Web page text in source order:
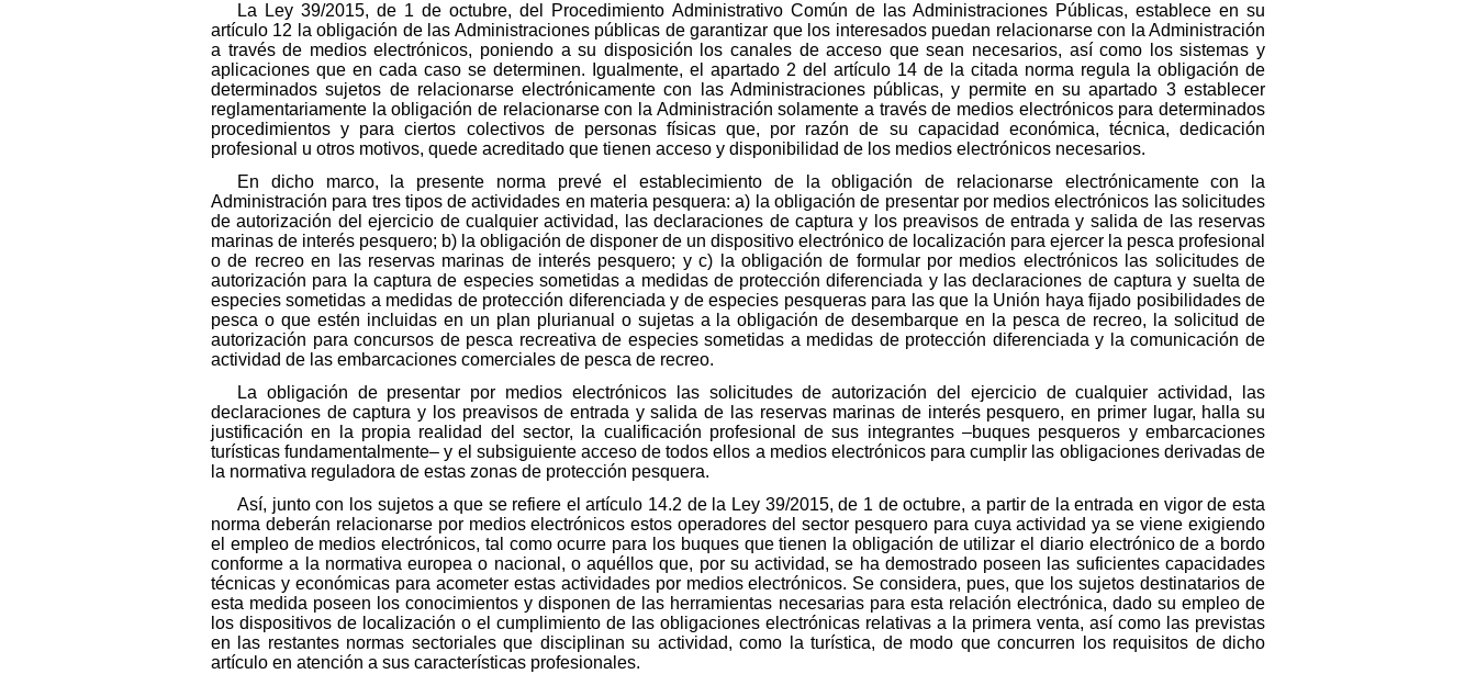
La Ley 39/2015, de 1 de octubre, del Procedimiento Administrativo Común de las Administraciones Públicas, establece en su
artículo 12 la obligación de las Administraciones públicas de garantizar que los interesados puedan relacionarse con la Administración
a través de medios electrónicos, poniendo a su disposición los canales de acceso que sean necesarios, así como los sistemas y
aplicaciones que en cada caso se determinen. Igualmente, el apartado 2 del artículo 14 de la citada norma regula la obligación de
determinados sujetos de relacionarse electrónicamente con las Administraciones públicas, y permite en su apartado 3 establecer
reglamentariamente la obligación de relacionarse con la Administración solamente a través de medios electrónicos para determinados
procedimientos y para ciertos colectivos de personas físicas que, por razón de su capacidad económica, técnica, dedicación
profesional u otros motivos, quede acreditado que tienen acceso y disponibilidad de los medios electrónicos necesarios.
En dicho marco, la presente norma prevé el establecimiento de la obligación de relacionarse electrónicamente con la
Administración para tres tipos de actividades en materia pesquera: a) la obligación de presentar por medios electrónicos las solicitudes
de autorización del ejercicio de cualquier actividad, las declaraciones de captura y los preavisos de entrada y salida de las reservas
marinas de interés pesquero; b) la obligación de disponer de un dispositivo electrónico de localización para ejercer la pesca profesional
o de recreo en las reservas marinas de interés pesquero; y c) la obligación de formular por medios electrónicos las solicitudes de
autorización para la captura de especies sometidas a medidas de protección diferenciada y las declaraciones de captura y suelta de
especies sometidas a medidas de protección diferenciada y de especies pesqueras para las que la Unión haya fijado posibilidades de
pesca o que estén incluidas en un plan plurianual o sujetas a la obligación de desembarque en la pesca de recreo, la solicitud de
autorización para concursos de pesca recreativa de especies sometidas a medidas de protección diferenciada y la comunicación de
actividad de las embarcaciones comerciales de pesca de recreo.
La obligación de presentar por medios electrónicos las solicitudes de autorización del ejercicio de cualquier actividad, las
declaraciones de captura y los preavisos de entrada y salida de las reservas marinas de interés pesquero, en primer lugar, halla su
justificación en la propia realidad del sector, la cualificación profesional de sus integrantes –buques pesqueros y embarcaciones
turísticas fundamentalmente– y el subsiguiente acceso de todos ellos a medios electrónicos para cumplir las obligaciones derivadas de
la normativa reguladora de estas zonas de protección pesquera.
Así, junto con los sujetos a que se refiere el artículo 14.2 de la Ley 39/2015, de 1 de octubre, a partir de la entrada en vigor de esta
norma deberán relacionarse por medios electrónicos estos operadores del sector pesquero para cuya actividad ya se viene exigiendo
el empleo de medios electrónicos, tal como ocurre para los buques que tienen la obligación de utilizar el diario electrónico de a bordo
conforme a la normativa europea o nacional, o aquéllos que, por su actividad, se ha demostrado poseen las suficientes capacidades
técnicas y económicas para acometer estas actividades por medios electrónicos. Se considera, pues, que los sujetos destinatarios de
esta medida poseen los conocimientos y disponen de las herramientas necesarias para esta relación electrónica, dado su empleo de
los dispositivos de localización o el cumplimiento de las obligaciones electrónicas relativas a la primera venta, así como las previstas
en las restantes normas sectoriales que disciplinan su actividad, como la turística, de modo que concurren los requisitos de dicho
artículo en atención a sus características profesionales.